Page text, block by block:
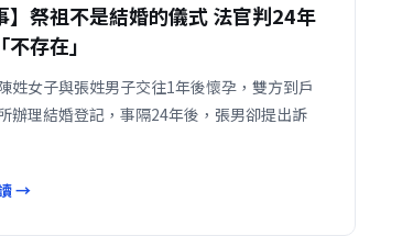
】祭祖不是結婚的儀式 法官判24年
存在」
姓女子與張姓男子交往1年後懷孕，雙方到戶
辦理結婚登記，事隔24年後，張男卻提出訴
→